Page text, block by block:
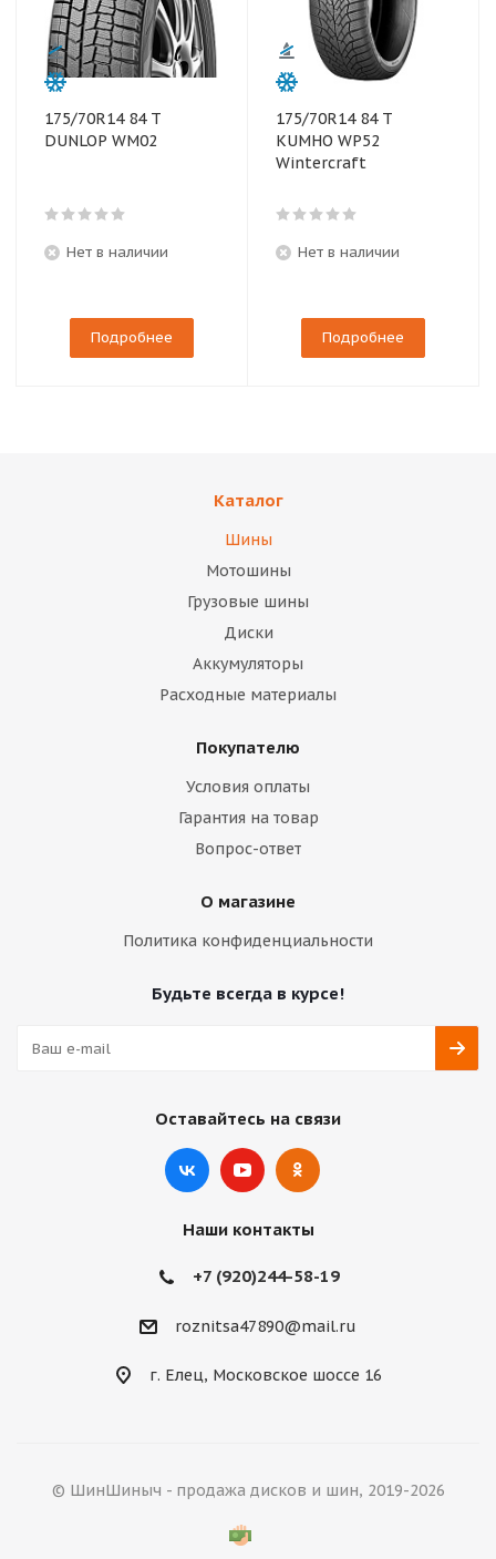
175/70R14 84 T
DUNLOP WM02
Нет в наличии
Подробнее
175/70R14 84 T
KUMHO WP52
Wintercraft
Нет в наличии
Подробнее
Каталог
Шины
Мотошины
Грузовые шины
Диски
Аккумуляторы
Расходные материалы
Покупателю
Условия оплаты
Гарантия на товар
Вопрос-ответ
О магазине
Политика конфиденциальности
Будьте всегда в курсе!
Оставайтесь на связи
Наши контакты
+7 (920)244-58-19
roznitsa47890@mail.ru
г. Елец, Московское шоссе 16
© ШинШиныч - продажа дисков и шин, 2019-2026